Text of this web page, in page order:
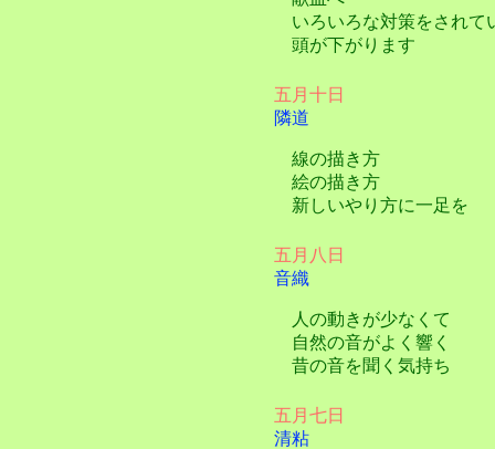
いろいろな対策をされて
頭が下がります
五月十日
隣道
線の描き方
絵の描き方
新しいやり方に一足を
五月八日
音織
人の動きが少なくて
自然の音がよく響く
昔の音を聞く気持ち
五月七日
清粘